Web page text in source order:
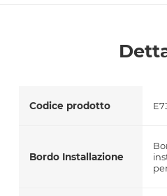
Codice prodotto
Bordo Installazione